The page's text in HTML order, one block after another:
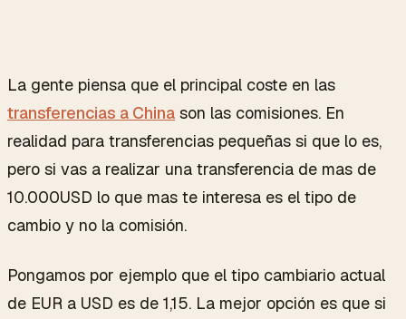
La gente piensa que el principal coste en las
transferencias a China son las comisiones. En
realidad para transferencias pequeñas si que lo es,
pero si vas a realizar una transferencia de mas de
10.000USD lo que mas te interesa es el tipo de
cambio y no la comisión.
Pongamos por ejemplo que el tipo cambiario actual
de EUR a USD es de 1,15. La mejor opción es que si